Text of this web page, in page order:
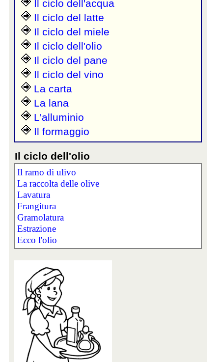
Il ciclo dell'acqua
Il ciclo del latte
Il ciclo del miele
Il ciclo dell'olio
Il ciclo del pane
Il ciclo del vino
La carta
La lana
L'alluminio
Il formaggio
Il ciclo dell'olio
Il ramo di ulivo
La raccolta delle olive
Lavatura
Frangitura
Gramolatura
Estrazione
Ecco l'olio